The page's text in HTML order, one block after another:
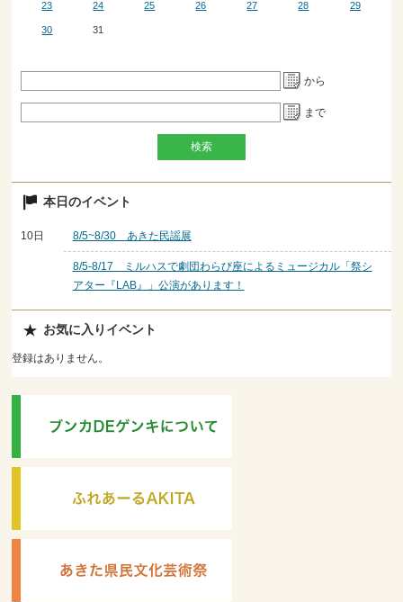
23 24 25 26 27 28 29
30 31
から
まで
本日のイベント
10日 8/5~8/30 あきた民謡展
8/5-8/17 ミルハスで劇団わらび座によるミュージカル「祭シ
アター『LAB』」公演があります！
お気に入りイベント
登録はありません。